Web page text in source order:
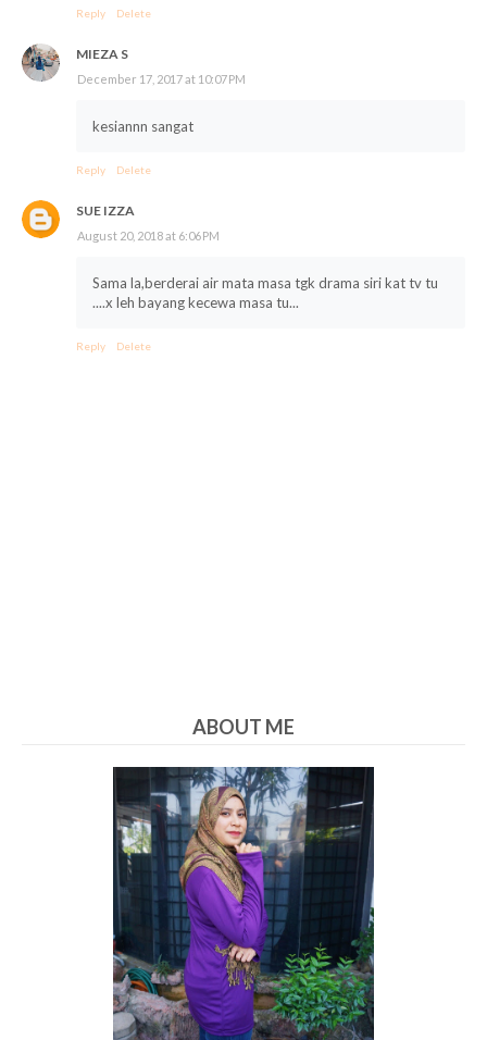
Reply Delete
MIEZA S
December 17, 2017 at 10:07 PM
kesiannn sangat
Reply Delete
SUE IZZA
August 20, 2018 at 6:06 PM
Sama la,berderai air mata masa tgk drama siri kat tv tu
....x leh bayang kecewa masa tu...
Reply Delete
ABOUT ME